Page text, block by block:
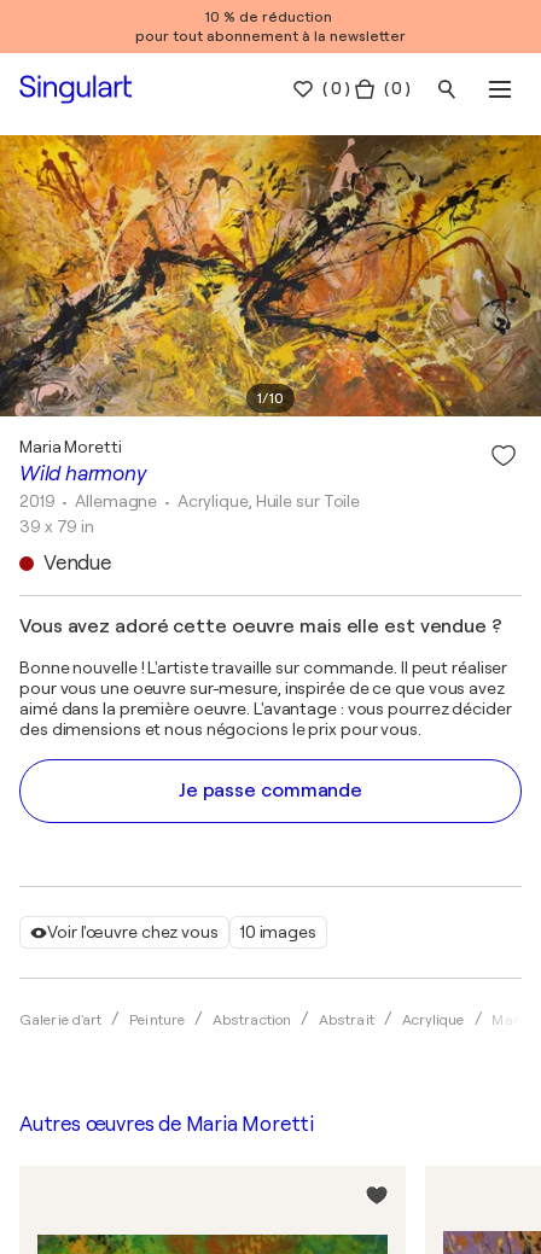
10 % de réduction
pour tout abonnement à la newsletter
(0 ) ( 0 )
1/10
Voir l'œuvre chez vous 10 images
Galerie d'art Peinture Abstraction Abstrait Acrylique Maria
Wild harmony
Maria Moretti
2019 • Allemagne • Acrylique, Huile sur Toile
39 x 79 in
Vendue
Vous avez adoré cette oeuvre mais elle est vendue ?
Bonne nouvelle ! L'artiste travaille sur commande. Il peut réaliser
pour vous une oeuvre sur-mesure, inspirée de ce que vous avez
aimé dans la première oeuvre. L'avantage : vous pourrez décider
des dimensions et nous négocions le prix pour vous.
Je passe commande
Autres œuvres de Maria Moretti